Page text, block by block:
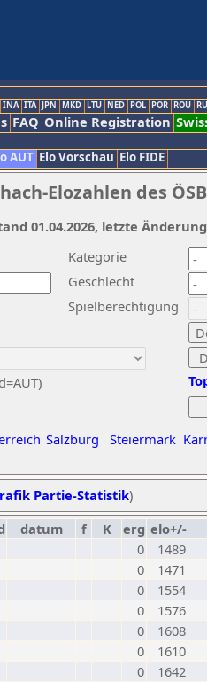
INA ITA JPN MKD LTU NED POL POR ROU
FAQ Online Registration
AUT Elo Vorschau Elo FIDE
Elozahlen des ÖSB
Kategorie
Geschlecht
Spielberechtigung
Salzburg Steiermark
01.04.2026, letzte
Partie-Statistik)
datum f K erg elo+/-
0
1489
0
1471
0
1554
0
1576
0
1608
0
1610
0
1642